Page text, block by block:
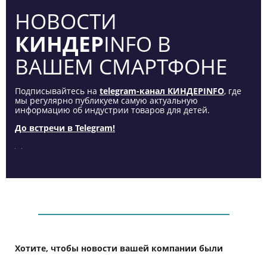
НОВОСТИ
КИНДЕРINFO В
ВАШЕМ СМАРТФОНЕ
Подписывайтесь на telegram-канал КИНДЕРINFO, где
мы регулярно публикуем самую актуальную
информацию об индустрии товаров для детей.
До встречи в Telegram!
Хотите, чтобы новости вашей компании были